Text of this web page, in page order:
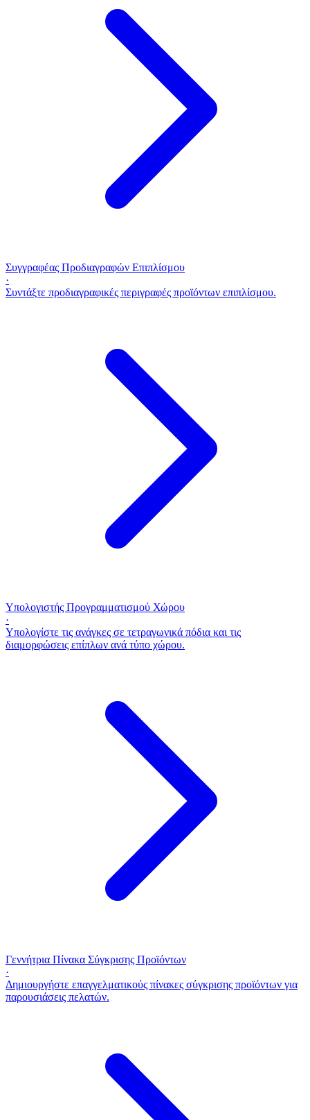
Συγγραφέας Προδιαγραφών Επιπλίσμου
·
Συντάξτε προδιαγραφικές περιγραφές προϊόντων επιπλίσμου.
Υπολογιστής Προγραμματισμού Χώρου
·
Υπολογίστε τις ανάγκες σε τετραγωνικά πόδια και τις
διαμορφώσεις επίπλων ανά τύπο χώρου.
Γεννήτρια Πίνακα Σύγκρισης Προϊόντων
·
Δημιουργήστε επαγγελματικούς πίνακες σύγκρισης προϊόντων για
παρουσιάσεις πελατών.